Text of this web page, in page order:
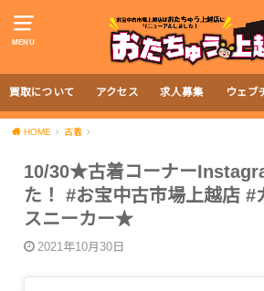
MENU
買取について アクセス 求人募集 ウェブ
HOME 古着
10/30★古着コーナー
た！ #お宝中古市場上越店 #
スニーカー★
2021年10月30日